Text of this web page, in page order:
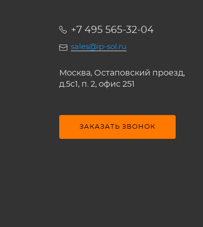
+7 495 565-32-04
sales@ip-sol.ru
Москва, Остаповский проезд,
д.5c1, п. 2, офис 251
ЗАКАЗАТЬ ЗВОНОК